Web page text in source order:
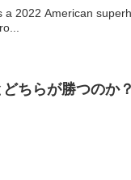
a 2022 American
ちらが勝つのか